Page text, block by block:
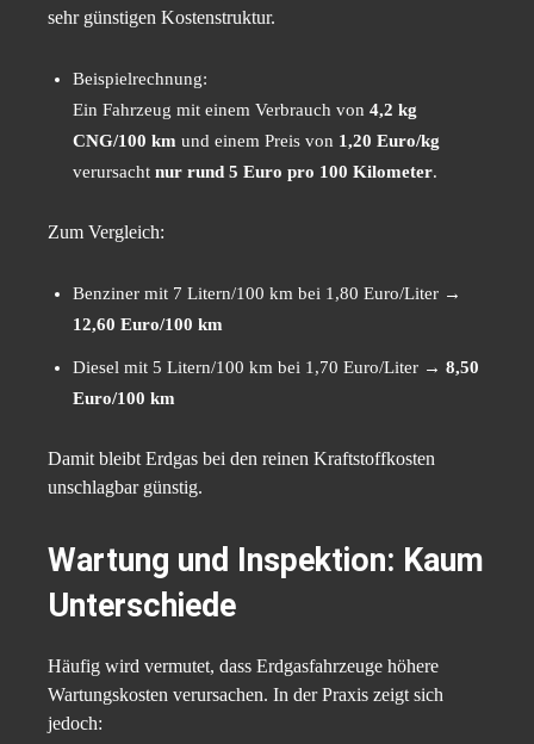
sehr günstigen Kostenstruktur.
Beispielrechnung:
Ein Fahrzeug mit einem Verbrauch von 4,2 kg
CNG/100 km und einem Preis von 1,20 Euro/kg
verursacht nur rund 5 Euro pro 100 Kilometer.
Zum Vergleich:
Benziner mit 7 Litern/100 km bei 1,80 Euro/Liter →
12,60 Euro/100 km
Diesel mit 5 Litern/100 km bei 1,70 Euro/Liter → 8,50
Euro/100 km
Damit bleibt Erdgas bei den reinen Kraftstoffkosten
unschlagbar günstig.
Wartung und Inspektion: Kaum
Unterschiede
Häufig wird vermutet, dass Erdgasfahrzeuge höhere
Wartungskosten verursachen. In der Praxis zeigt sich
jedoch: